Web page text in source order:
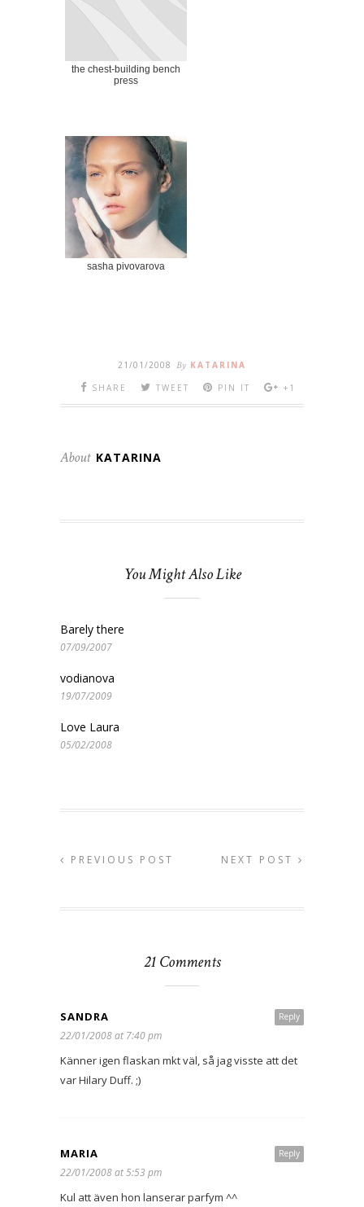
the chest-building bench
press
sasha pivovarova
21/01/2008 By KATARINA
SHARE
TWEET PIN IT +1
About KATARINA
You Might Also Like
Barely there
07/09/2007
vodianova
19/07/2009
Love Laura
05/02/2008
PREVIOUS POST NEXT POST
21 Comments
Reply
SANDRA
22/01/2008 at 7:40 pm
Känner igen flaskan mkt väl, så jag visste att det
var Hilary Duff. ;)
Reply
MARIA
22/01/2008 at 5:53 pm
Kul att även hon lanserar parfym ^^